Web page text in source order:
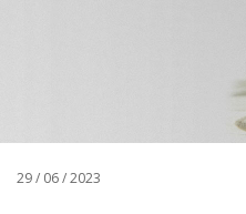
29 / 06 / 2023